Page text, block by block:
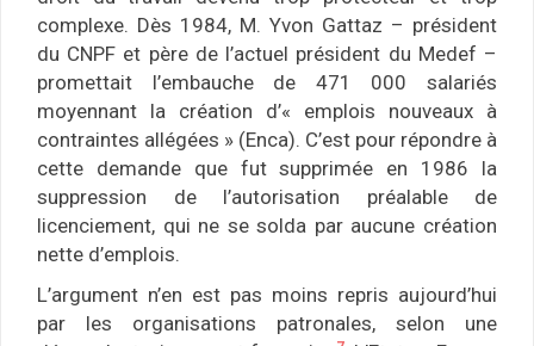
complexe. Dès 1984, M. Yvon Gattaz – président
du CNPF et père de l’actuel président du Medef –
promettait l’embauche de 471 000 salariés
moyennant la création d’« emplois nouveaux à
contraintes allégées » (Enca). C’est pour répondre à
cette demande que fut supprimée en 1986 la
suppression de l’autorisation préalable de
licenciement, qui ne se solda par aucune création
nette d’emplois.
L’argument n’en est pas moins repris aujourd’hui
par les organisations patronales, selon une